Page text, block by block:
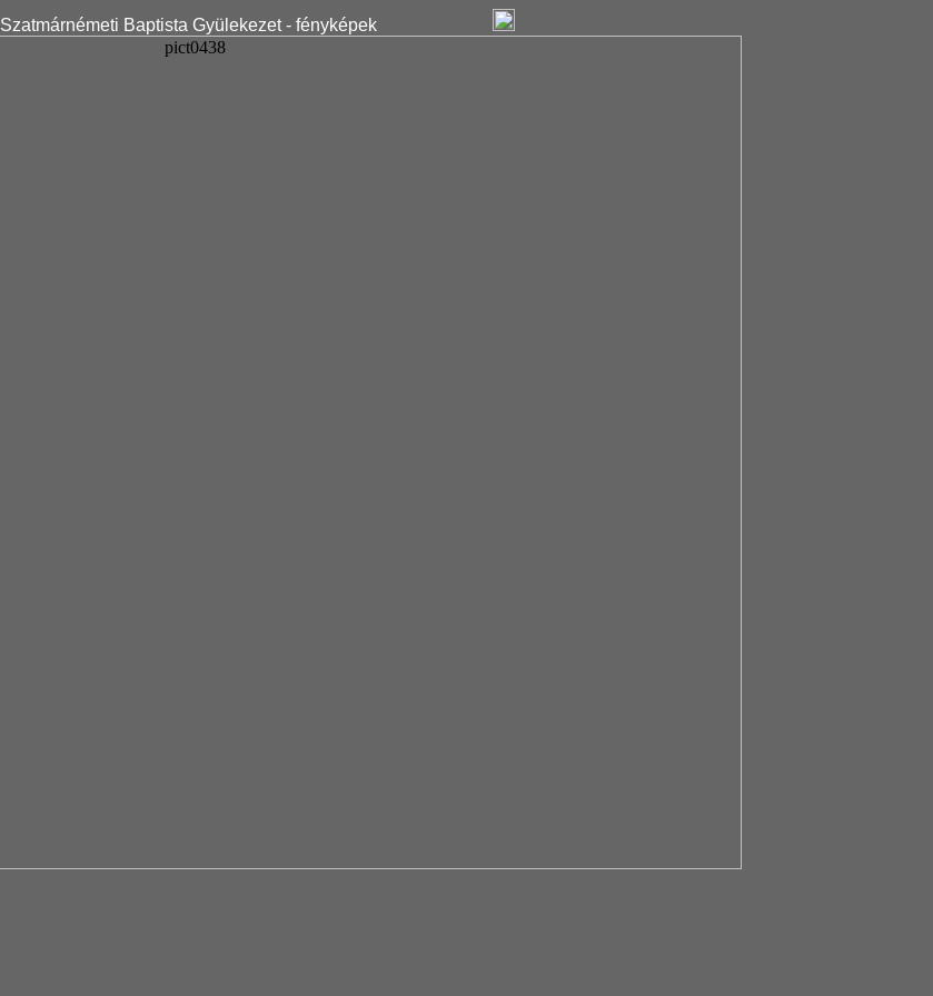
Szatmárnémeti Baptista Gyülekezet - fényképek